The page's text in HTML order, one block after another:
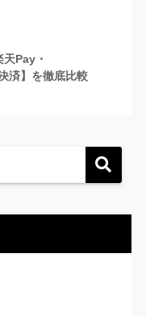
Pay・
済】を徹底比較